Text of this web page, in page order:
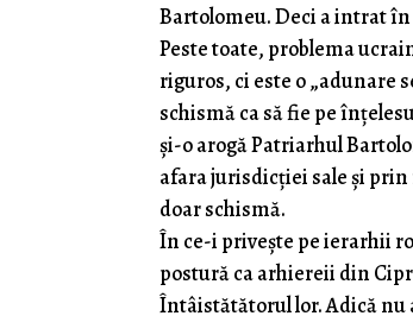
Bartolomeu. Deci a intrat
Peste toate, problema
riguros, ci este o „adunare
schismă ca să fie pe
și-o arogă Patriarhul
afara jurisdicției sale și
doar schismă.
În ce-i privește pe ierarhii
postură ca arhiereii din
Întâistătătorul lor. Adică nu